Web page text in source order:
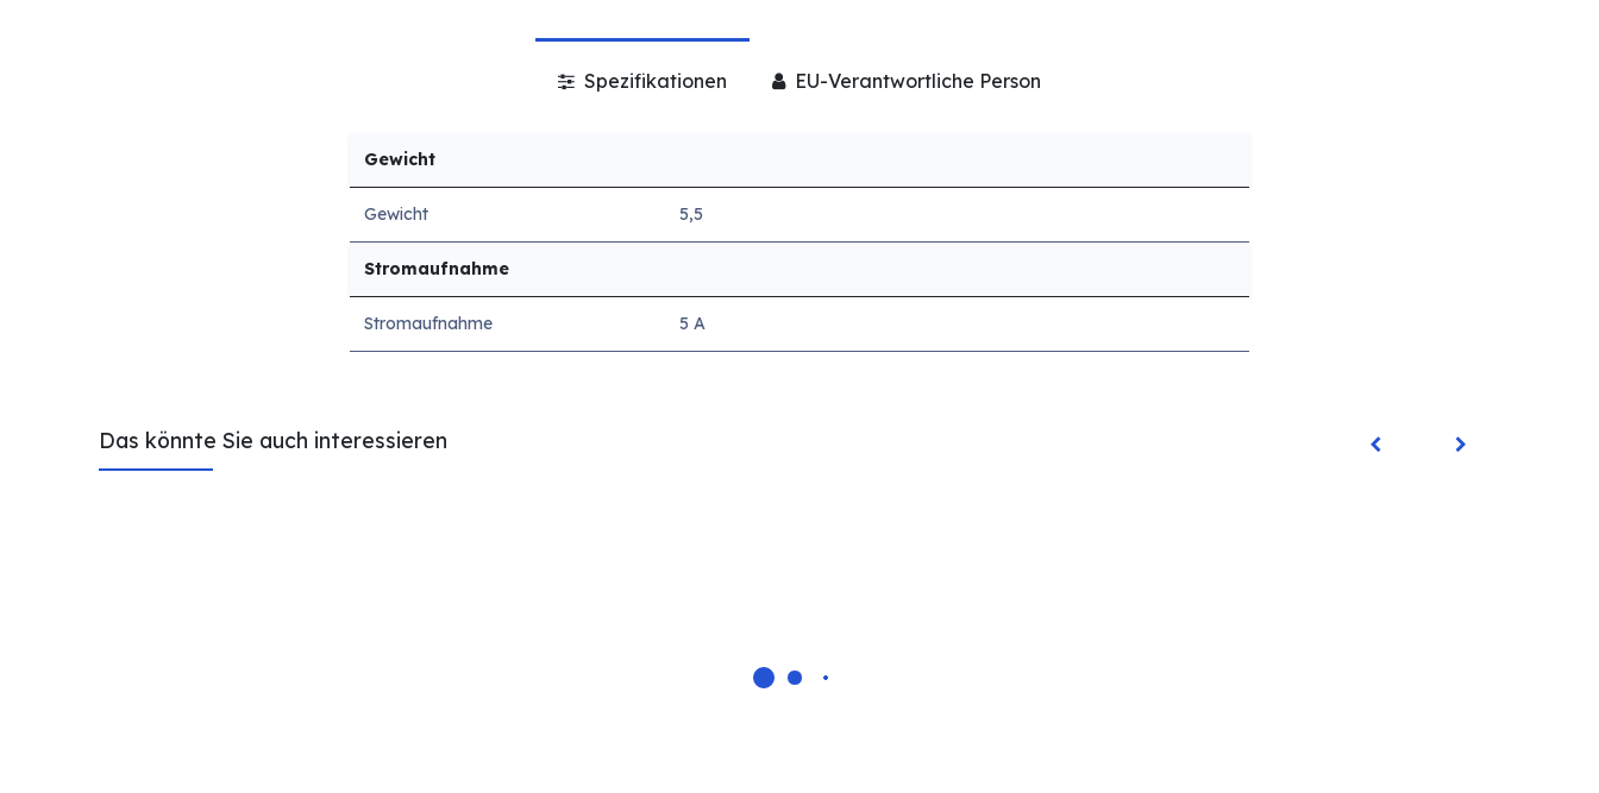
Spezifikationen EU-Verantwortliche Person
Gewicht
Gewicht 5,5
Stromaufnahme
Stromaufnahme 5 A
Das könnte Sie auch interessieren